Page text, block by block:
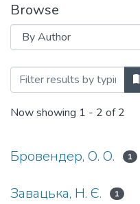
Browse
Browsing
Now showing 1 - 2 of 2
Бровендер, О. О. 1
Завацька, Н. Є. 1